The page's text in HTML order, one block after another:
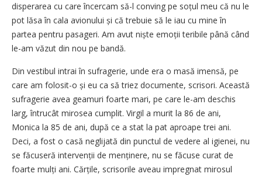
disperarea cu care încercam să-l conving pe soțul meu că nu le
pot lăsa în cala avionului și că trebuie să le iau cu mine în
partea pentru pasageri. Am avut niște emoții teribile până când
le-am văzut din nou pe bandă.
Din vestibul intrai în sufragerie, unde era o masă imensă, pe
care am folosit-o și eu ca să triez documente, scrisori. Această
sufragerie avea geamuri foarte mari, pe care le-am deschis
larg, întrucât mirosea cumplit. Virgil a murit la 86 de ani,
Monica la 85 de ani, după ce a stat la pat aproape trei ani.
Deci, a fost o casă neglijată din punctul de vedere al igienei, nu
se făcuseră intervenții de menținere, nu se făcuse curat de
foarte mulți ani. Cărțile, scrisorile aveau impregnat mirosul